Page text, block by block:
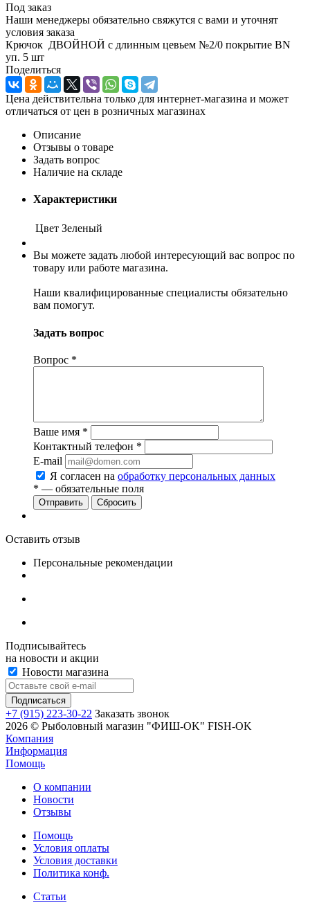
Под заказ
Наши менеджеры обязательно свяжутся с вами и уточнят
условия заказа
Крючок ДВОЙНОЙ с длинным цевьем №2/0 покрытие BN
уп. 5 шт
Поделиться
Цена действительна только для интернет-магазина и может
отличаться от цен в розничных магазинах
Описание
Отзывы о товаре
Задать вопрос
Наличие на складе
Характеристики
Цвет Зеленый
Вы можете задать любой интересующий вас вопрос по
товару или работе магазина.
Наши квалифицированные специалисты обязательно
вам помогут.
Задать вопрос
Вопрос *
Ваше имя *
Контактный телефон *
E-mail
Я согласен на обработку персональных данных
* — обязательные поля
Сбросить
Оставить отзыв
Персональные рекомендации
Подписывайтесь
на новости и акции
Новости магазина
+7 (915) 223-30-22 Заказать звонок
2026 © Рыболовный магазин "ФИШ-OK" FISH-OK
Компания
Информация
Помощь
О компании
Новости
Отзывы
Помощь
Условия оплаты
Условия доставки
Политика конф.
Статьи